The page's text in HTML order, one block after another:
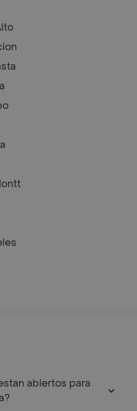
abiertos para